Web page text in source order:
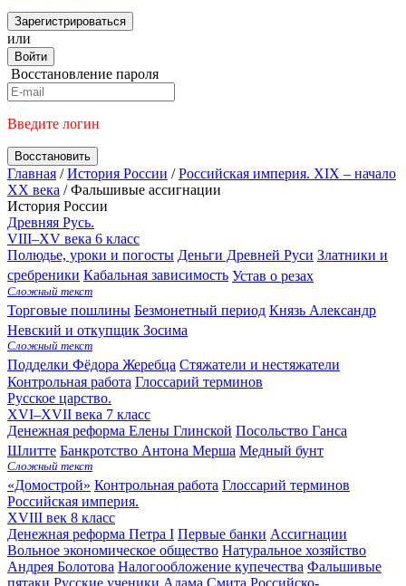
Зарегистрироваться
или
Войти
Восстановление пароля
Введите логин
Восстановить
Главная / История России / Российская империя. XIX – начало
XX века / Фальшивые ассигнации
История России
Древняя Русь.
VIII–XV века 6 класс
Полюдье, уроки и погосты Деньги Древней Руси Златники и
сребреники Кабальная зависимость Устав о резах
Сложный текст
Торговые пошлины Безмонетный период Князь Александр
Невский и откупщик Зосима
Сложный текст
Подделки Фёдора Жеребца Стяжатели и нестяжатели
Контрольная работа Глоссарий терминов
Русское царство.
XVI–XVII века 7 класс
Денежная реформа Елены Глинской Посольство Ганса
Шлитте Банкротство Антона Мерша Медный бунт
Сложный текст
«Домострой» Контрольная работа Глоссарий терминов
Российская империя.
XVIII век 8 класс
Денежная реформа Петра I Первые банки Ассигнации
Вольное экономическое общество Натуральное хозяйство
Андрея Болотова Налогообложение купечества Фальшивые